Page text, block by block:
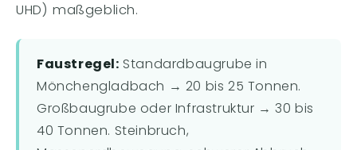
UHD) maßgeblich.
Faustregel: Standardbaugrube in
Mönchengladbach → 20 bis 25 Tonnen.
Großbaugrube oder Infrastruktur → 30 bis
40 Tonnen. Steinbruch,